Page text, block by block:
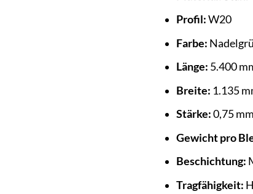
Profil:W20
Farbe:
Länge: 5.400
Breite: 1.135
Stärke:0,75 mm
Gewicht pro
Beschichtung:
Tragfähigkeit: